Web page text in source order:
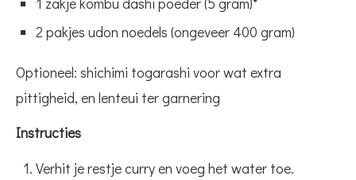
2 pakjes udon noedels (ongeveer 400 gram)
Optioneel: shichimi togarashi voor wat extra
pittigheid, en lenteui ter garnering
Instructies
Verhit je restje curry en voeg het water toe.